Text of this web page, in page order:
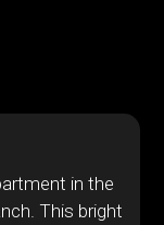
in the
This bright